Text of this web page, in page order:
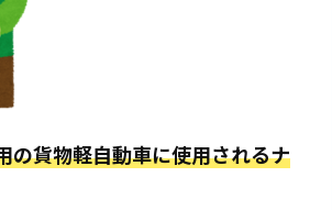
の貨物軽自動車に使用されるナ